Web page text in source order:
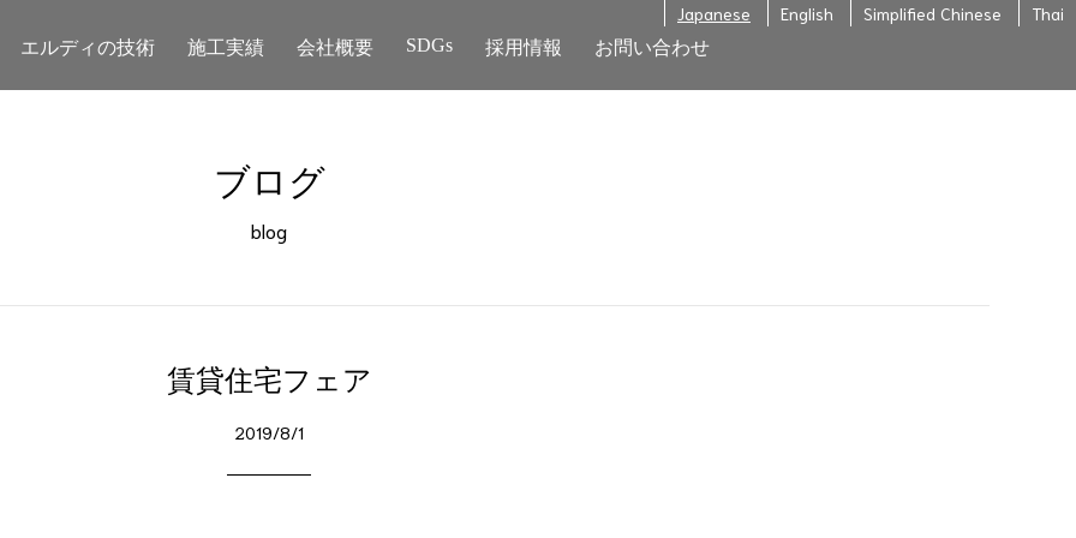
エルディの技術 施工実績 会社概要 SDGs 採用情報 お問い合わせ
Japanese English Simplified Chinese Thai
ブログ
blog
賃貸住宅フェア
2019/8/1